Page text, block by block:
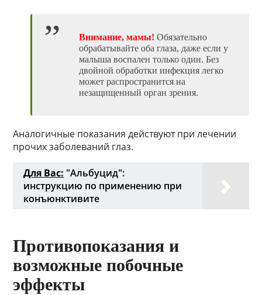
Внимание, мамы!Обязательно
обрабатывайте оба глаза, даже если у
малыша воспален только один. Без
двойной обработки инфекция легко
может распространится на
незащищенный орган зрения.
Аналогичные показания действуют при лечении
прочих заболеваний глаз.
Для Вас: "Альбуцид":
инструкцию по применению при
конъюнктивите
Противопоказания и
возможные побочные
эффекты